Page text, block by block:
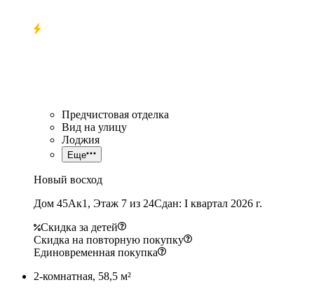
Предчистовая отделка
Вид на улицу
Лоджия
Еще
Новый восход
Дом 45Ак1, Этаж 7 из 24Сдан: I квартал 2026 г.
Скидка за детей
Скидка на повторную покупку
Единовременная покупка
2-комнатная, 58,5 м²